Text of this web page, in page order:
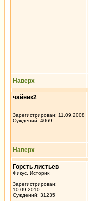
Наверх
чайник2
Зарегистрирован: 11.09.2008
Суждений: 4069
Наверх
Горсть листьев
Фикус, Историк
Зарегистрирован:
10.09.2010
Суждений: 31235